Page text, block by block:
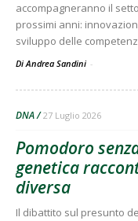
accompagneranno il
prossimi anni:
sviluppo delle
Di Andrea Sandini -
DNA 27 Luglio 2026
Pomodoro
genetica
diversa
Il dibattito sul presunto